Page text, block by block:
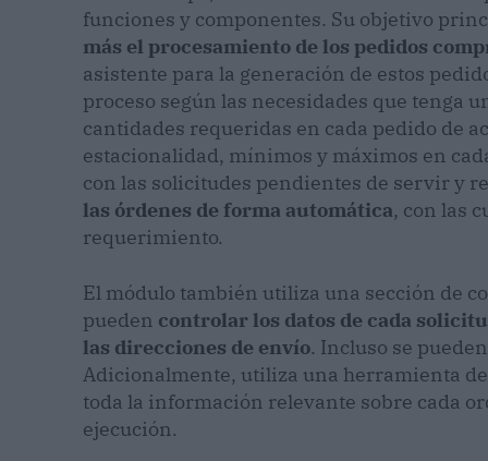
funciones y componentes. Su objetivo
más el procesamiento de los pedidos
asistente para la generación de estos
proceso según las necesidades que tenga
cantidades requeridas en cada pedido de
estacionalidad, mínimos y máximos en
con las solicitudes pendientes de servir y
las órdenes de forma automática, con las
requerimiento.
El módulo también utiliza una sección de
pueden controlar los datos de cada
las direcciones de envío. Incluso se
Adicionalmente, utiliza una herramienta
toda la información relevante sobre cada
ejecución.